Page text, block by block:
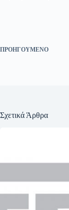
ΠΡΟΗΓΟΎΜΕΝΟ
Σχετικά Άρθρα